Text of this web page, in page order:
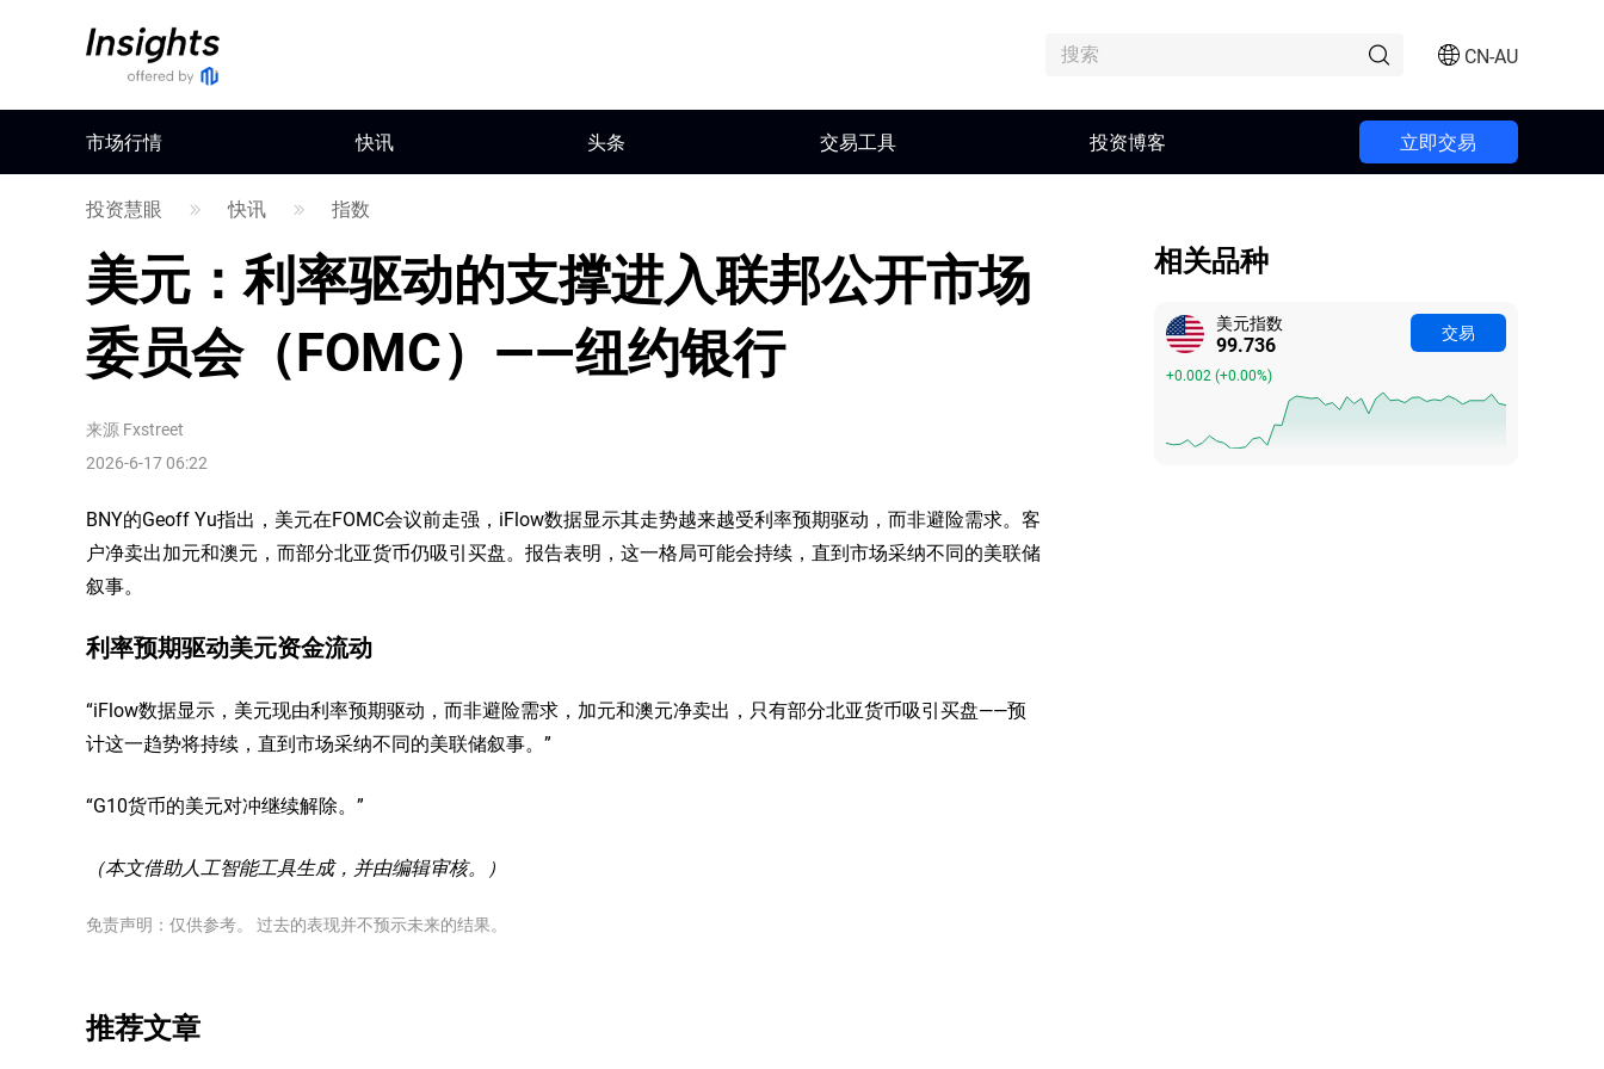
CN-AU
市场行情 快讯 头条 交易工具 投资博客 立即交易
投资慧眼 快讯 指数
美元：利率驱动的支撑进入联邦公开市场
委员会（FOMC）——纽约银行
来源 Fxstreet
2026-6-17 06:22
BNY的Geoff Yu指出，美元在FOMC会议前走强，iFlow数据显示其走势越来越受利率预期驱动，而非避险需求。客
户净卖出加元和澳元，而部分北亚货币仍吸引买盘。报告表明，这一格局可能会持续，直到市场采纳不同的美联储
叙事。
利率预期驱动美元资金流动
“iFlow数据显示，美元现由利率预期驱动，而非避险需求，加元和澳元净卖出，只有部分北亚货币吸引买盘——预
计这一趋势将持续，直到市场采纳不同的美联储叙事。”
“G10货币的美元对冲继续解除。”
（本文借助人工智能工具生成，并由编辑审核。）
免责声明：仅供参考。 过去的表现并不预示未来的结果。
推荐文章
相关品种
美元指数
99.752
+0.018 (+0.02%)
交易